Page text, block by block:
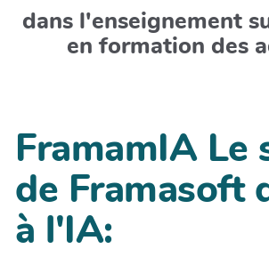
dans l'enseignement
en formation des
FramamIA Le
de Framasoft
à l'IA: